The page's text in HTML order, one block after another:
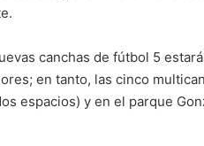
canchas de fútbol 5
en tanto, las cinco
espacios) y en el parque